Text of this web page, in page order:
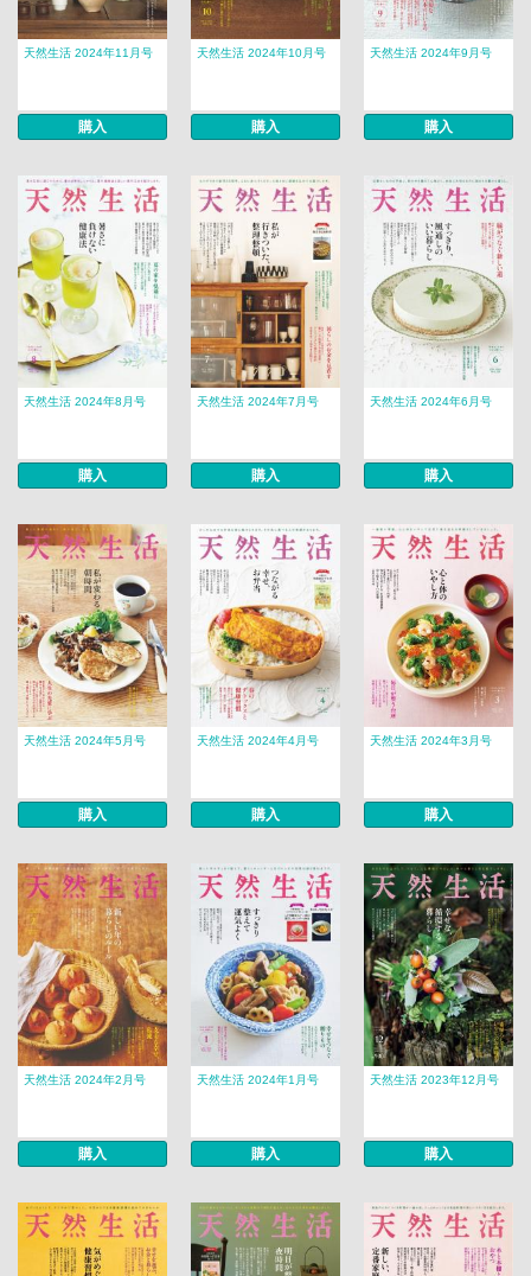
天然生活 2024年11月号
購入
天然生活 2024年10月号
購入
天然生活 2024年9月号
購入
天然生活 2024年8月号
購入
天然生活 2024年7月号
購入
天然生活 2024年6月号
購入
天然生活 2024年5月号
購入
天然生活 2024年4月号
購入
天然生活 2024年3月号
購入
天然生活 2024年2月号
購入
天然生活 2024年1月号
購入
天然生活 2023年12月号
購入